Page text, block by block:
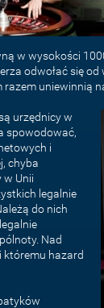
w wysokości
odwołać się
uniewinnią
urzędnicy w
spowodować,
i
chyba
w Unii
legalnie
do nich
Nad
któremu hazard